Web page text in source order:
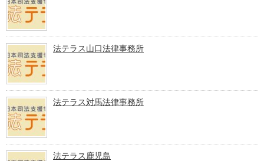
法テラス山口法律事務所
法テラス対馬法律事務所
法テラス鹿児島